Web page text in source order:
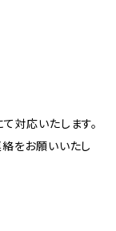
対応いたします。
をお願いいたし